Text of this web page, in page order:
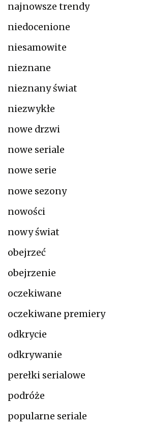
najnowsze trendy
niedocenione
niesamowite
nieznane
nieznany świat
niezwykłe
nowe drzwi
nowe seriale
nowe serie
nowe sezony
nowości
nowy świat
obejrzeć
obejrzenie
oczekiwane
oczekiwane premiery
odkrycie
odkrywanie
perełki serialowe
podróże
popularne seriale